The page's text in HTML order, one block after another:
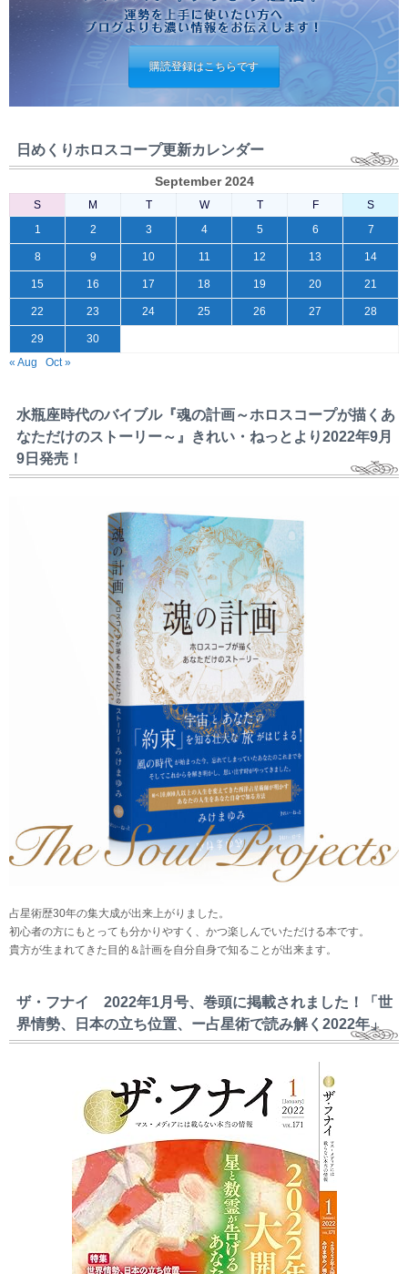
購読登録はこちらです
日めくりホロスコープ更新カレンダー
September 2024
S M T W T F
S
1
2 3 4 5 6 7
8 9 10 11 12 13 14
15 16 17 18 19 20 21
22 23 24 25 26 27 28
29
30
« Aug
Oct »
水瓶座時代のバイブル『魂の計画～ホロスコープが描くあ
なただけのストーリー～』きれい・ねっとより2022年9月
9日発売！
占星術歴30年の集大成が出来上がりました。
初心者の方にもとっても分かりやすく、かつ楽しんでいただける本です。
貴方が生まれてきた目的＆計画を自分自身で知ることが出来ます。
ザ・フナイ 2022年1月号、巻頭に掲載されました！「世
界情勢、日本の立ち位置、ー占星術で読み解く2022年」